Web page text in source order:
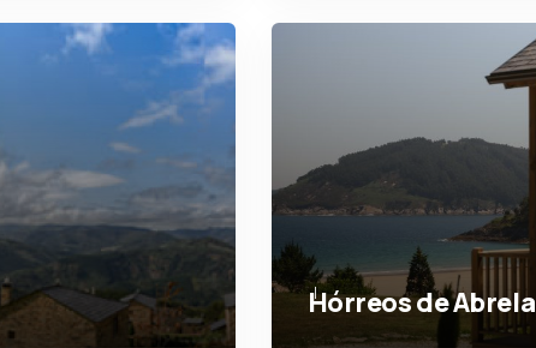
Hórreos de Abrela
El Virrey